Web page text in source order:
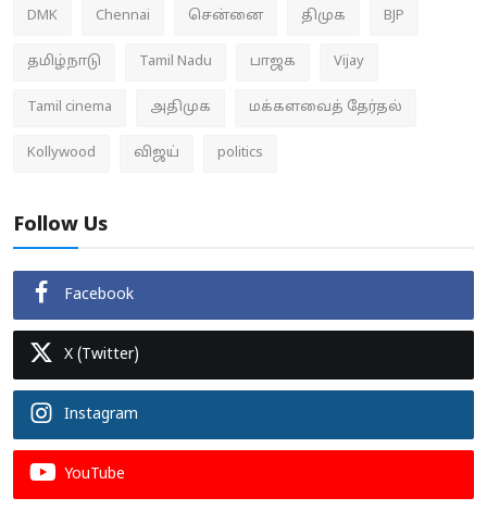
DMK Chennai சென்னை திமுக BJP
தமிழ்நாடு Tamil Nadu பாஜக Vijay
Tamil cinema அதிமுக மக்களவைத் தேர்தல்
Kollywood விஜய் politics
Follow Us
Facebook
X (Twitter)
Instagram
YouTube